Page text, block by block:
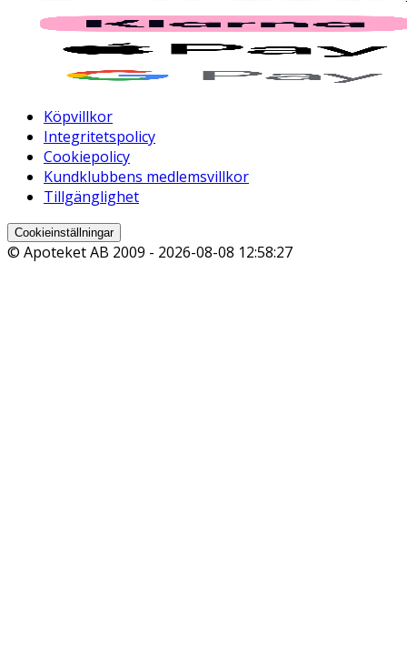
Köpvillkor
Integritetspolicy
Cookiepolicy
Kundklubbens medlemsvillkor
Tillgänglighet
Cookieinställningar
© Apoteket AB 2009 - 2026-08-08 12:58:27